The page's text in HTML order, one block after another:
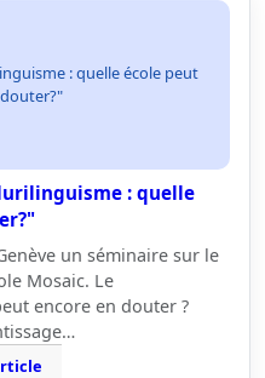
: quelle école peut
: quelle
un séminaire sur le
Mosaic. Le
encore en douter ?